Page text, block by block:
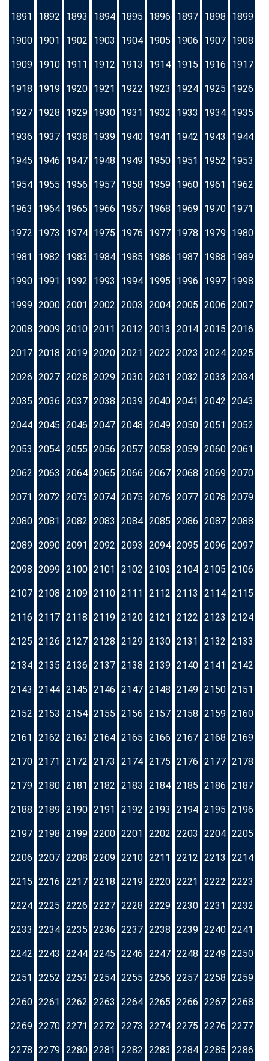
1891 1892 1893 1894 1895 1896 1897 1898 1899
1900 1901 1902 1903 1904 1905 1906 1907 1908
1909 1910 1911 1912 1913 1914 1915 1916 1917
1918 1919 1920 1921 1922 1923 1924 1925 1926
1927 1928 1929 1930 1931 1932 1933 1934 1935
1936 1937 1938 1939 1940 1941 1942 1943 1944
1945 1946 1947 1948 1949 1950 1951 1952 1953
1954 1955 1956 1957 1958 1959 1960 1961 1962
1963 1964 1965 1966 1967 1968 1969 1970 1971
1972 1973 1974 1975 1976 1977 1978 1979 1980
1981 1982 1983 1984 1985 1986 1987 1988 1989
1990 1991 1992 1993 1994 1995 1996 1997 1998
1999 2000 2001 2002 2003 2004 2005 2006 2007
2008 2009 2010 2011 2012 2013 2014 2015 2016
2017 2018 2019 2020 2021 2022 2023 2024 2025
2026 2027 2028 2029 2030 2031 2032 2033 2034
2035 2036 2037 2038 2039 2040 2041 2042 2043
2044 2045 2046 2047 2048 2049 2050 2051 2052
2053 2054 2055 2056 2057 2058 2059 2060 2061
2062 2063 2064 2065 2066 2067 2068 2069 2070
2071 2072 2073 2074 2075 2076 2077 2078 2079
2080 2081 2082 2083 2084 2085 2086 2087 2088
2089 2090 2091 2092 2093 2094 2095 2096 2097
2098 2099 2100 2101 2102 2103 2104 2105 2106
2107 2108 2109 2110 2111 2112 2113 2114 2115
2116 2117 2118 2119 2120 2121 2122 2123 2124
2125 2126 2127 2128 2129 2130 2131 2132 2133
2134 2135 2136 2137 2138 2139 2140 2141 2142
2143 2144 2145 2146 2147 2148 2149 2150 2151
2152 2153 2154 2155 2156 2157 2158 2159 2160
2161 2162 2163 2164 2165 2166 2167 2168 2169
2170 2171 2172 2173 2174 2175 2176 2177 2178
2179 2180 2181 2182 2183 2184 2185 2186 2187
2188 2189 2190 2191 2192 2193 2194 2195 2196
2197 2198 2199 2200 2201 2202 2203 2204 2205
2206 2207 2208 2209 2210 2211 2212 2213 2214
2215 2216 2217 2218 2219 2220 2221 2222 2223
2224 2225 2226 2227 2228 2229 2230 2231 2232
2233 2234 2235 2236 2237 2238 2239 2240 2241
2242 2243 2244 2245 2246 2247 2248 2249 2250
2251 2252 2253 2254 2255 2256 2257 2258 2259
2260 2261 2262 2263 2264 2265 2266 2267 2268
2269 2270 2271 2272 2273 2274 2275 2276 2277
2278 2279 2280 2281 2282 2283 2284 2285 2286